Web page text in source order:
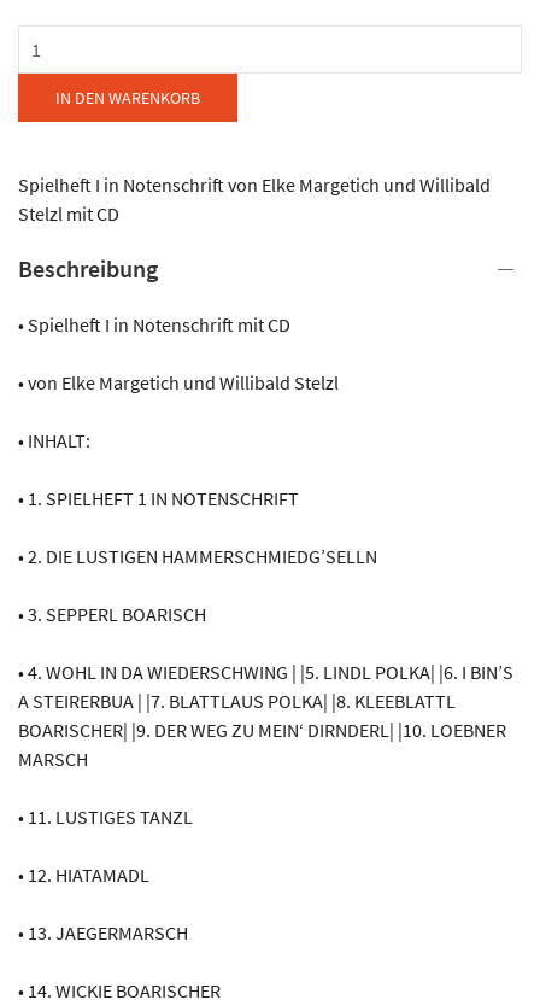
-
Spielheft
I
Notenschrift
Menge
IN DEN WARENKORB
Spielheft I in Notenschrift von Elke Margetich und Willibald
Stelzl mit CD
Beschreibung
• Spielheft I in Notenschrift mit CD
• von Elke Margetich und Willibald Stelzl
• INHALT:
• 1. SPIELHEFT 1 IN NOTENSCHRIFT
• 2. DIE LUSTIGEN HAMMERSCHMIEDG’SELLN
• 3. SEPPERL BOARISCH
• 4. WOHL IN DA WIEDERSCHWING | |5. LINDL POLKA| |6. I BIN’S
A STEIRERBUA | |7. BLATTLAUS POLKA| |8. KLEEBLATTL
BOARISCHER| |9. DER WEG ZU MEIN‘ DIRNDERL| |10. LOEBNER
MARSCH
• 11. LUSTIGES TANZL
• 12. HIATAMADL
• 13. JAEGERMARSCH
• 14. WICKIE BOARISCHER